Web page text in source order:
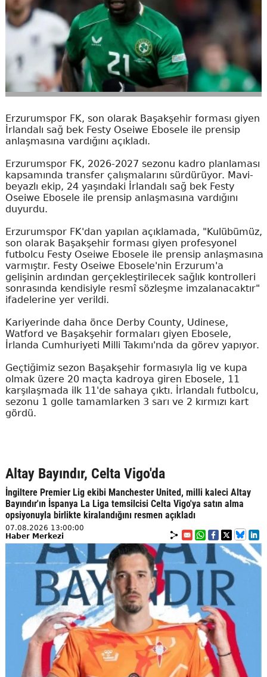
Erzurumspor FK, son olarak Başakşehir forması giyen
İrlandalı sağ bek Festy Oseiwe Ebosele ile prensip
anlaşmasına vardığını açıkladı.
Erzurumspor FK, 2026-2027 sezonu kadro planlaması
kapsamında transfer çalışmalarını sürdürüyor. Mavi-
beyazlı ekip, 24 yaşındaki İrlandalı sağ bek Festy
Oseiwe Ebosele ile prensip anlaşmasına vardığını
duyurdu.
Erzurumspor FK'dan yapılan açıklamada, "Kulübümüz,
son olarak Başakşehir forması giyen profesyonel
futbolcu Festy Oseiwe Ebosele ile prensip anlaşmasına
varmıştır. Festy Oseiwe Ebosele'nin Erzurum'a
gelişinin ardından gerçekleştirilecek sağlık kontrolleri
sonrasında kendisiyle resmî sözleşme imzalanacaktır"
ifadelerine yer verildi.
Kariyerinde daha önce Derby County, Udinese,
Watford ve Başakşehir formaları giyen Ebosele,
İrlanda Cumhuriyeti Milli Takımı'nda da görev yapıyor.
Geçtiğimiz sezon Başakşehir formasıyla lig ve kupa
olmak üzere 20 maçta kadroya giren Ebosele, 11
karşılaşmada ilk 11'de sahaya çıktı. İrlandalı futbolcu,
sezonu 1 golle tamamlarken 3 sarı ve 2 kırmızı kart
gördü.
Altay Bayındır, Celta Vigo'da
İngiltere Premier Lig ekibi Manchester United, milli kaleci Altay
Bayındır'ın İspanya La Liga temsilcisi Celta Vigo'ya satın alma
opsiyonuyla birlikte kiralandığını resmen açıkladı
07.08.2026 13:00:00
Haber Merkezi